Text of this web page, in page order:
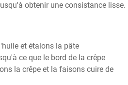
obtenir une consistance lisse.
et étalons la pâte
ce que le bord de la crêpe
la crêpe et la faisons cuire de